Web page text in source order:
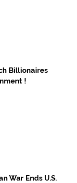
Billionaires
!
War Ends U.S.